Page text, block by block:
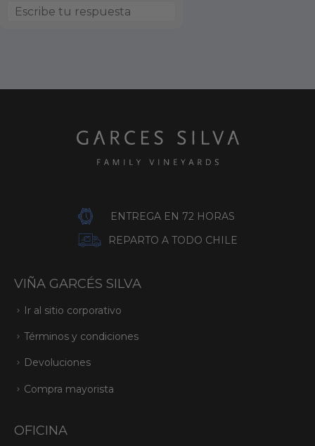
ENTREGA EN 72 HORAS
REPARTO A TODO CHILE
VIÑA GARCÉS SILVA
Ir al sitio corporativo
Términos y condiciones
Devoluciones
Compra mayorista
OFICINA